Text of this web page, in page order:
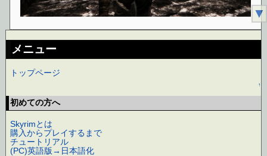
メニュー
トップページ
↑
初めての方へ
Skyrimとは
購入からプレイするまで
チュートリアル
(PC)英語版→日本語化
▼